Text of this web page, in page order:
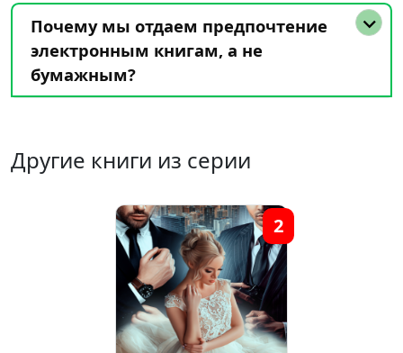
Почему мы отдаем предпочтение
электронным книгам, а не
бумажным?
Другие книги из серии
2